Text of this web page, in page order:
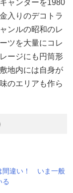
ャンターを1980
入りのデコトラ
ンルの昭和のレ
ツを大量にコレ
ージにも円筒形
地内には自身が
のエリアも作ら
間違い！ いま一般
る